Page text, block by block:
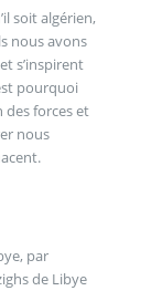
soit algérien,
nous avons
s’inspirent
pourquoi
des forces et
nous
par
de Libye